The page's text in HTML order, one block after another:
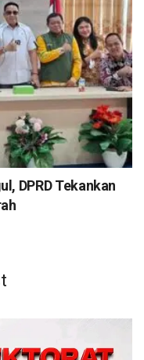
DPRD Tekankan